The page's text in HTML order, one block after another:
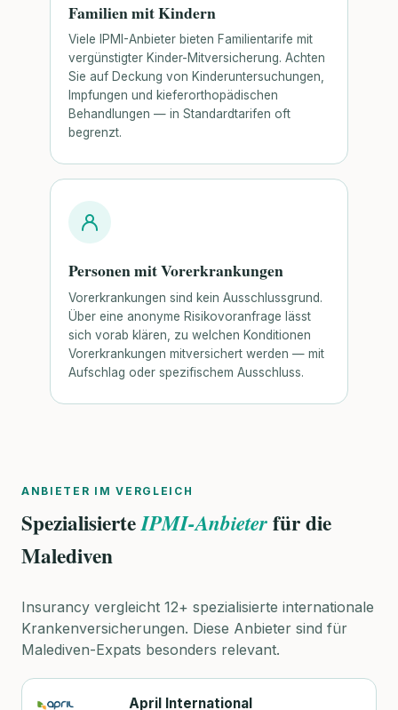
Familien mit Kindern
Viele IPMI-Anbieter bieten Familientarife mit
vergünstigter Kinder-Mitversicherung. Achten
Sie auf Deckung von Kinderuntersuchungen,
Impfungen und kieferorthopädischen
Behandlungen — in Standardtarifen oft
begrenzt.
Personen mit Vorerkrankungen
Vorerkrankungen sind kein Ausschlussgrund.
Über eine anonyme Risikovoranfrage lässt
sich vorab klären, zu welchen Konditionen
Vorerkrankungen mitversichert werden — mit
Aufschlag oder spezifischem Ausschluss.
ANBIETER IM VERGLEICH
SpezialisierteIPMI-Anbieterfür die
Malediven
Insurancy vergleicht 12+ spezialisierte internationale
Krankenversicherungen. Diese Anbieter sind für
Malediven-Expats besonders relevant.
April International